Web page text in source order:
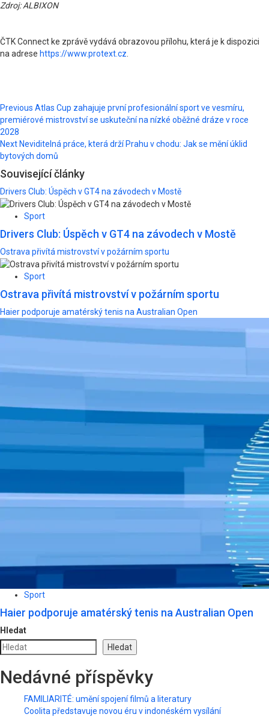
Zdroj: ALBIXON
ČTK Connect ke zprávě vydává obrazovou přílohu, která je k dispozici
na adrese https://www.protext.cz
Post
navigation
Previous Atlas Cup zahajuje první profesionální sport ve vesmíru,
premiérové mistrovství se uskuteční na nízké oběžné dráze v roce
2028
Next Neviditelná práce, která drží Prahu v chodu: Jak se mění úklid
bytových domů
Související články
Drivers Club: Úspěch v GT4 na závodech v Mostě
Sport
Drivers Club: Úspěch v GT4 na závodech v Mostě
Ostrava přivítá mistrovství v požárním sportu
Sport
Ostrava přivítá mistrovství v požárním sportu
Haier podporuje amatérský tenis na Australian Open
Sport
Haier podporuje amatérský tenis na Australian Open
Hledat
Hledat
Nedávné příspěvky
FAMILIARITÉ: umění spojení filmů a literatury
Coolita představuje novou éru v indonéském vysílání